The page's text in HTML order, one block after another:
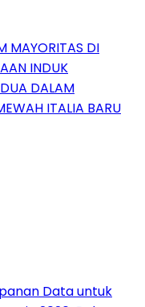
MAYORITAS DI
INDUK
DALAM
ITALIA BARU
Data untuk